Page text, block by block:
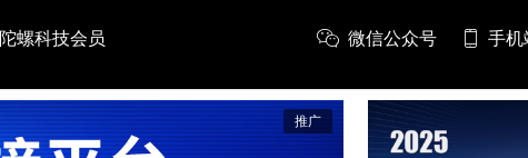
陀螺科技会员 微信公众号 手机
推广